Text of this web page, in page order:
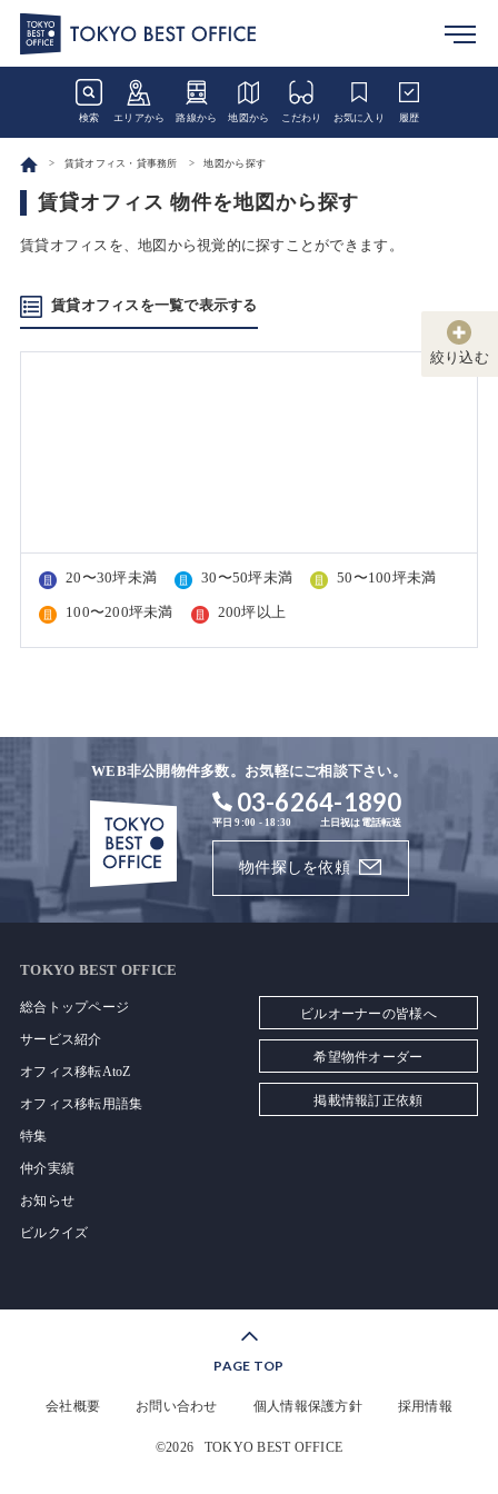
検索 エリアから 路線から 地図から こだわり お気に入り 履歴
賃貸オフィス・貸事務所 地図から探す
賃貸オフィス 物件を地図から探す
賃貸オフィスを、地図から視覚的に探すことができます。
賃貸オフィスを一覧で表示する
絞り込む
20〜30坪未満 30〜50坪未満 50〜100坪未満
100〜200坪未満 200坪以上
WEB非公開物件多数。お気軽にご相談下さい。
03-6264-1890
平日 9:00 - 18:30 土日祝は電話転送
物件探しを依頼
TOKYO BEST OFFICE
総合トップページ
サービス紹介
オフィス移転AtoZ
オフィス移転用語集
特集
仲介実績
お知らせ
ビルクイズ
ビルオーナーの皆様へ
希望物件オーダー
掲載情報訂正依頼
PAGE TOP
会社概要 お問い合わせ 個人情報保護方針 採用情報
©2026 TOKYO BEST OFFICE